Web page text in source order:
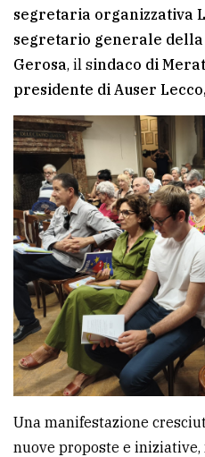
PRIVACY
Privacy
policy
Cookie
policy
segretaria organizzativa
segretario generale della
Gerosa, il sindaco di
presidente di Auser
Una manifestazione
nuove proposte e